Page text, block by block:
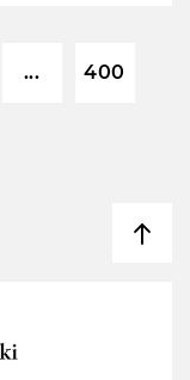
... 400